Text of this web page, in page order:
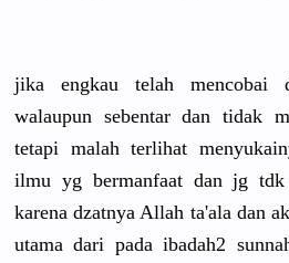
jika engkau telah mencobai
walaupun sebentar dan tidak
tetapi malah terlihat
ilmu yg bermanfaat dan jg tdk
karena dzatnya Allah ta'ala dan
utama dari pada ibadah2